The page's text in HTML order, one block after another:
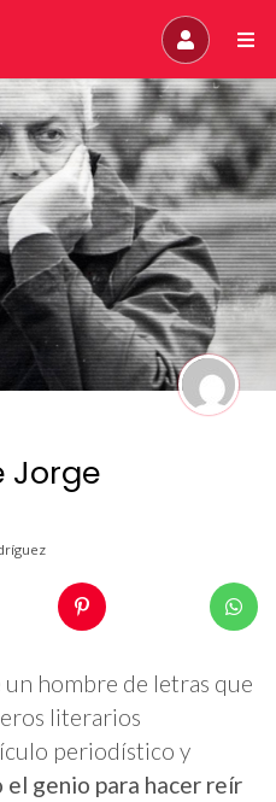
Jorge
hombre de letras que
literarios
periodístico y
el genio para hacer reír